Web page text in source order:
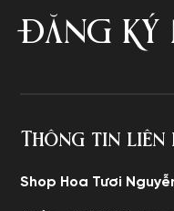
ĐĂNG KÝ
Thông tin liên
Shop Hoa Tươi